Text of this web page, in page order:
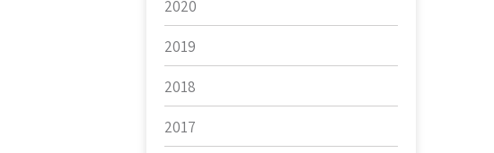
2020
2019
2018
2017